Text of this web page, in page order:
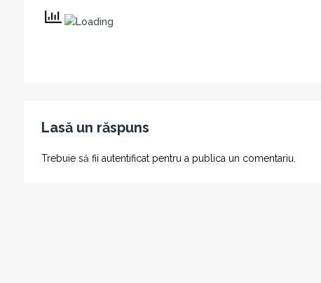
Lasă un răspuns
Trebuie să fii autentificatpentru a publica un comentariu.